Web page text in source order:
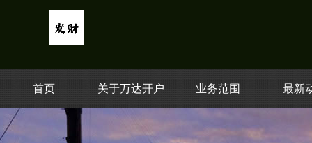
首页 关于万达开户 业务范围 最新